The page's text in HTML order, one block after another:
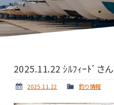
2025.11.22 ｼﾙﾌｨｰﾄﾞさん
2025.11.22 釣り情報